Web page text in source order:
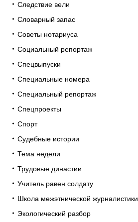
Следствие вели
Словарный запас
Советы нотариуса
Социальный репортаж
Спецвыпуски
Специальные номера
Специальный репортаж
Спецпроекты
Спорт
Судебные истории
Тема недели
Трудовые династии
Учитель равен солдату
Школа межэтнической журналистики
Экологический разбор